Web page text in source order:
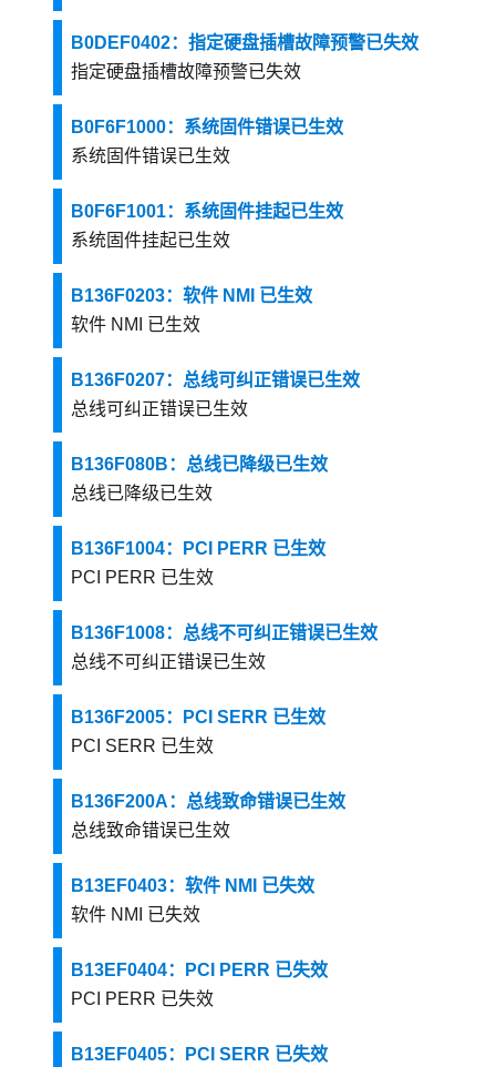
B0DEF0402：指定硬盘插槽故障预警已失效
指定硬盘插槽故障预警已失效
B0F6F1000：系统固件错误已生效
系统固件错误已生效
B0F6F1001：系统固件挂起已生效
系统固件挂起已生效
B136F0203：软件 NMI 已生效
软件 NMI 已生效
B136F0207：总线可纠正错误已生效
总线可纠正错误已生效
B136F080B：总线已降级已生效
总线已降级已生效
B136F1004：PCI PERR 已生效
PCI PERR 已生效
B136F1008：总线不可纠正错误已生效
总线不可纠正错误已生效
B136F2005：PCI SERR 已生效
PCI SERR 已生效
B136F200A：总线致命错误已生效
总线致命错误已生效
B13EF0403：软件 NMI 已失效
软件 NMI 已失效
B13EF0404：PCI PERR 已失效
PCI PERR 已失效
B13EF0405：PCI SERR 已失效